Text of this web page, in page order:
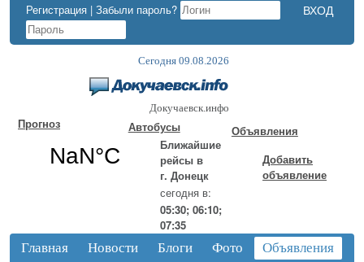
Регистрация | Забыли пароль?
Сегодня 09.08.2026
Докучаевск.инфо
Прогноз
Автобусы
Ближайшие
рейсы в
г. Донецк
сегодня в:
05:30; 06:10;
07:35
Объявления
Добавить
объявление
Главная Новости Блоги Фото
Объявления